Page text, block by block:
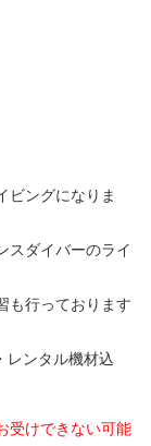
ビングになりま
スダイバーのライ
も行っております
レンタル機材込
受けできない可能